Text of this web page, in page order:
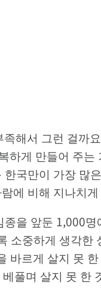
해서 그런 걸까
게 만들어 주
국만이 가장
에 비해 지나치
을 앞둔 1,000
소중하게 생각
바르게 살지 못
풀며 살지 못